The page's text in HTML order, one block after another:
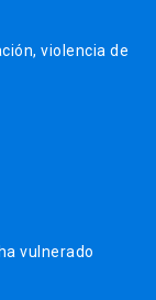
violencia de
vulnerado